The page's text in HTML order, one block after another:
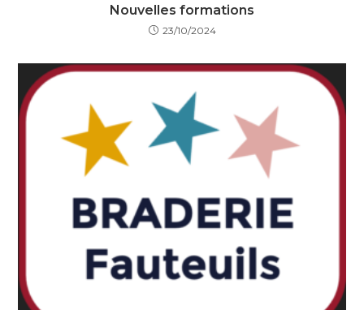
Nouvelles formations
23/10/2024